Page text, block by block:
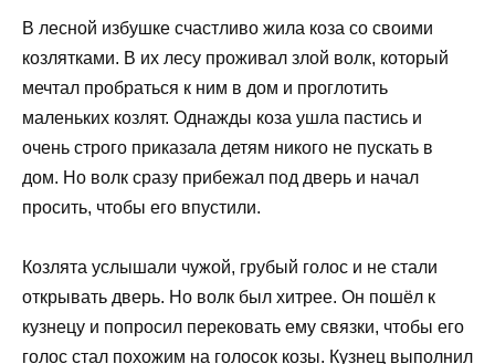
В лесной избушке счастливо жила коза со своими
козлятками. В их лесу проживал злой волк, который
мечтал пробраться к ним в дом и проглотить
маленьких козлят. Однажды коза ушла пастись и
очень строго приказала детям никого не пускать в
дом. Но волк сразу прибежал под дверь и начал
просить, чтобы его впустили.
Козлята услышали чужой, грубый голос и не стали
открывать дверь. Но волк был хитрее. Он пошёл к
кузнецу и попросил перековать ему связки, чтобы его
голос стал похожим на голосок козы. Кузнец выполнил